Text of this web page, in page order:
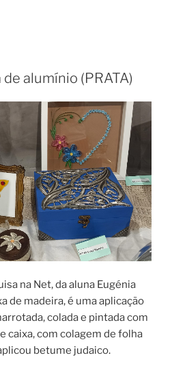
alumínio (PRATA)
na Net, da aluna Eugénia
de madeira, é uma aplicação
colada e pintada com
caixa, com colagem de folha
betume judaico.